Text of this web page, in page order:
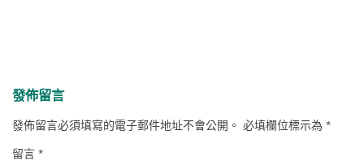
發佈留言
發佈留言必須填寫的電子郵件地址不會公開。 必填欄位標示為*
留言*